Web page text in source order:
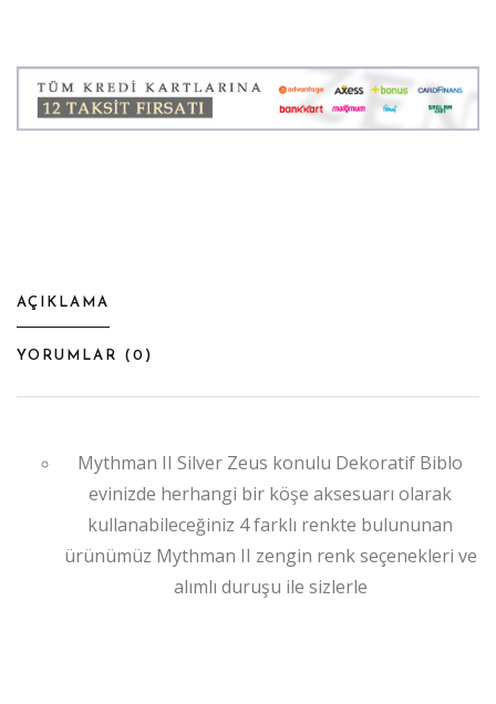
AÇIKLAMA
YORUMLAR ( 0 )
Mythman II Silver Zeus konulu Dekoratif Biblo
evinizde herhangi bir köşe aksesuarı olarak
kullanabileceğiniz 4 farklı renkte bulununan
ürünümüz Mythman II zengin renk seçenekleri ve
alımlı duruşu ile sizlerle